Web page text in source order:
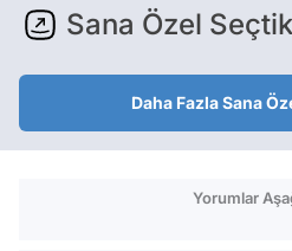
Sana Özel
Daha Fazla Sana
Yorumlar